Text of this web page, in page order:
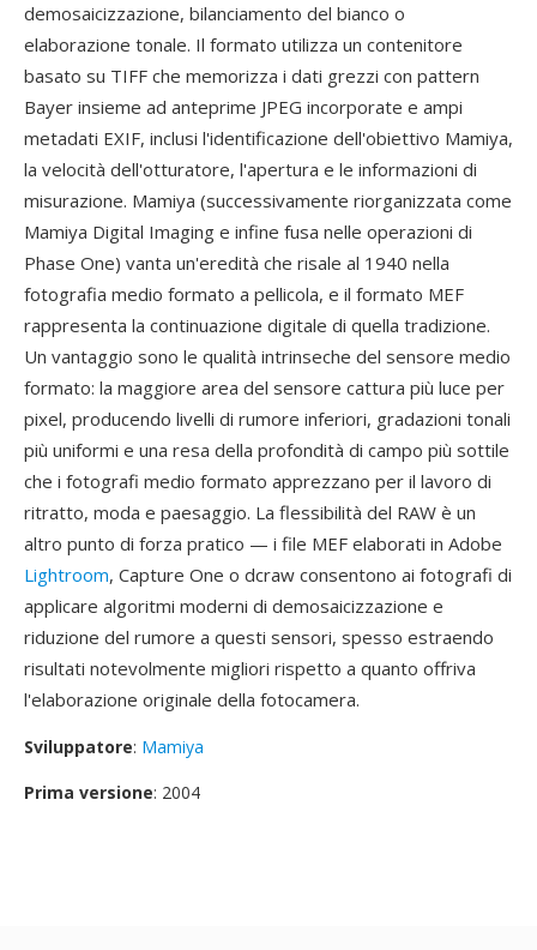
demosaicizzazione, bilanciamento del bianco o
elaborazione tonale. Il formato utilizza un contenitore
basato su TIFF che memorizza i dati grezzi con pattern
Bayer insieme ad anteprime JPEG incorporate e ampi
metadati EXIF, inclusi l'identificazione dell'obiettivo Mamiya,
la velocità dell'otturatore, l'apertura e le informazioni di
misurazione. Mamiya (successivamente riorganizzata come
Mamiya Digital Imaging e infine fusa nelle operazioni di
Phase One) vanta un'eredità che risale al 1940 nella
fotografia medio formato a pellicola, e il formato MEF
rappresenta la continuazione digitale di quella tradizione.
Un vantaggio sono le qualità intrinseche del sensore medio
formato: la maggiore area del sensore cattura più luce per
pixel, producendo livelli di rumore inferiori, gradazioni tonali
più uniformi e una resa della profondità di campo più sottile
che i fotografi medio formato apprezzano per il lavoro di
ritratto, moda e paesaggio. La flessibilità del RAW è un
altro punto di forza pratico — i file MEF elaborati in Adobe
Lightroom, Capture One o dcraw consentono ai fotografi di
applicare algoritmi moderni di demosaicizzazione e
riduzione del rumore a questi sensori, spesso estraendo
risultati notevolmente migliori rispetto a quanto offriva
l'elaborazione originale della fotocamera.
Sviluppatore: Mamiya
Prima versione: 2004